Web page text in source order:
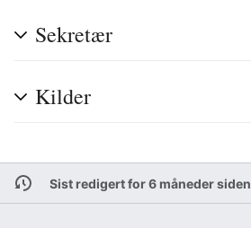
Sekretær
Kilder
Sist redigert for 6 måneder siden